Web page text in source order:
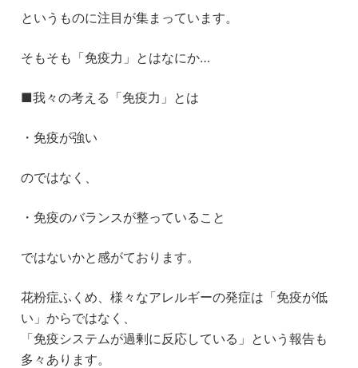
というものに注目が集まっています。
そもそも「免疫力」とはなにか…
■我々の考える「免疫力」とは
・免疫が強い
のではなく、
・免疫のバランスが整っていること
ではないかと感がております。
花粉症ふくめ、様々なアレルギーの発症は「免疫が低
い」からではなく、
「免疫システムが過剰に反応している」という報告も
多々あります。